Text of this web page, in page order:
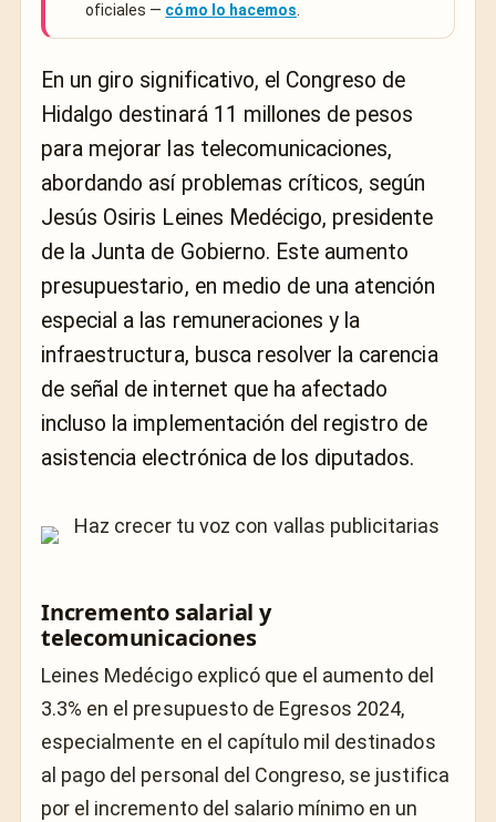
oficiales — cómo lo hacemos
En un giro significativo, el Congreso de
Hidalgo destinará 11 millones de pesos
para mejorar las telecomunicaciones,
abordando así problemas críticos, según
Jesús Osiris Leines Medécigo, presidente
de la Junta de Gobierno. Este aumento
presupuestario, en medio de una atención
especial a las remuneraciones y la
infraestructura, busca resolver la carencia
de señal de internet que ha afectado
incluso la implementación del registro de
asistencia electrónica de los diputados.
Incremento salarial y
telecomunicaciones
Leines Medécigo explicó que el aumento del
3.3% en el presupuesto de Egresos 2024,
especialmente en el capítulo mil destinados
al pago del personal del Congreso, se justifica
por el incremento del salario mínimo en un